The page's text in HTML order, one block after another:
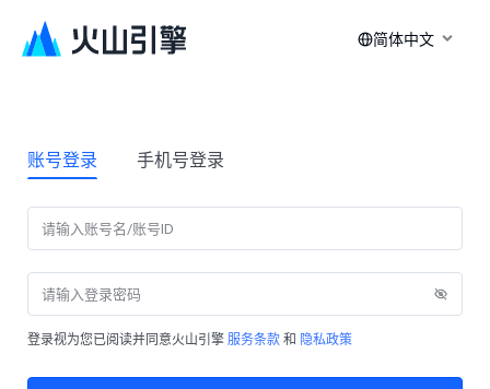
简体中文
账号登录 手机号登录
登录视为您已阅读并同意火山引擎 服务条款 和 隐私政策